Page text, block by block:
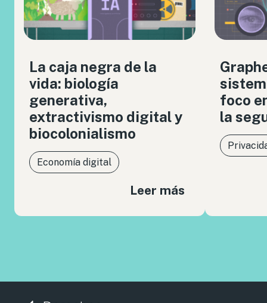
La caja negra de la
vida: biología
generativa,
extractivismo digital y
biocolonialismo
Economía digital
Leer más
foco
la